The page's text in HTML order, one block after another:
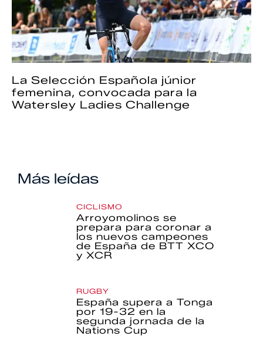
La Selección Española júnior
femenina, convocada para la
Watersley Ladies Challenge
Más leídas
CICLISMO
Arroyomolinos se
prepara para coronar a
los nuevos campeones
de España de BTT XCO
y XCR
RUGBY
España supera a Tonga
por 19-32 en la
segunda jornada de la
Nations Cup